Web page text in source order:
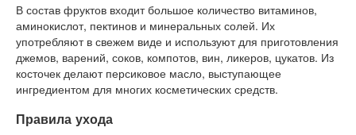
В состав фруктов входит большое количество витаминов,
аминокислот, пектинов и минеральных солей. Их
употребляют в свежем виде и используют для приготовления
джемов, варений, соков, компотов, вин, ликеров, цукатов. Из
косточек делают персиковое масло, выступающее
ингредиентом для многих косметических средств.
Правила ухода